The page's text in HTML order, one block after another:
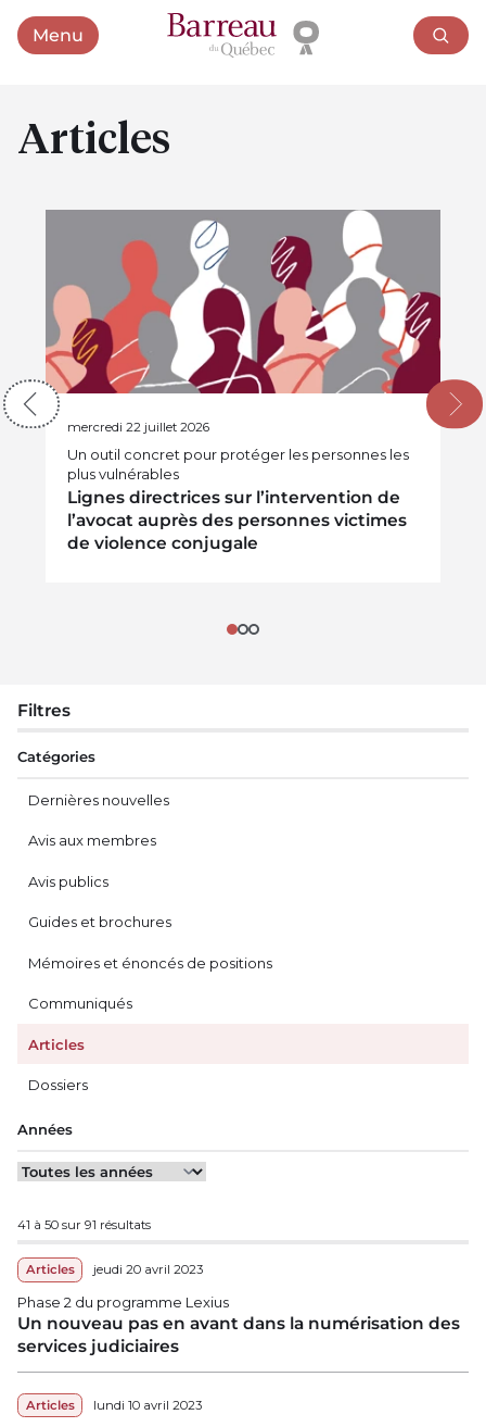
MenuOuvrir le menu
Articles
Guides et brochures
mercredi 22 juillet 2026
Un outil concret pour protéger les personnes les
plus vulnérables
Lignes directrices sur l’intervention de
l’avocat auprès des personnes victimes
de violence conjugale
Filtres
Catégories
Dernières nouvelles
Avis aux membres
Avis publics
Guides et brochures
Mémoires et énoncés de positions
Communiqués
Articles
Dossiers
Années
41 à 50 sur 91 résultats
Articles jeudi 20 avril 2023
Phase 2 du programme Lexius
Un nouveau pas en avant dans la numérisation des
services judiciaires
Articles lundi 10 avril 2023